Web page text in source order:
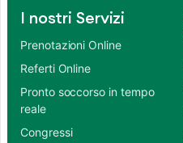
I nostri Servizi
Prenotazioni Online
Referti Online
Pronto soccorso in tempo
reale
Congressi